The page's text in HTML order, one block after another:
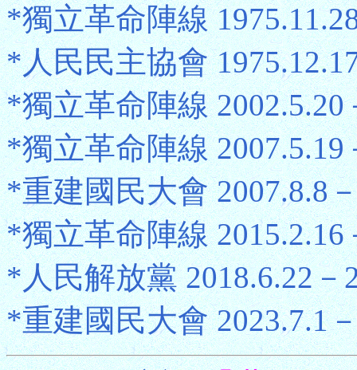
*獨立革命陣線
*人民民主協會
*獨立革命陣線 2002.5.20
*獨立革命陣線 2007.5.19
*重建國民大會 2007.8.8
*獨立革命陣線 2015.2.16
*人民解放黨 2018.6.22－
*重建國民大會 2023.7.1